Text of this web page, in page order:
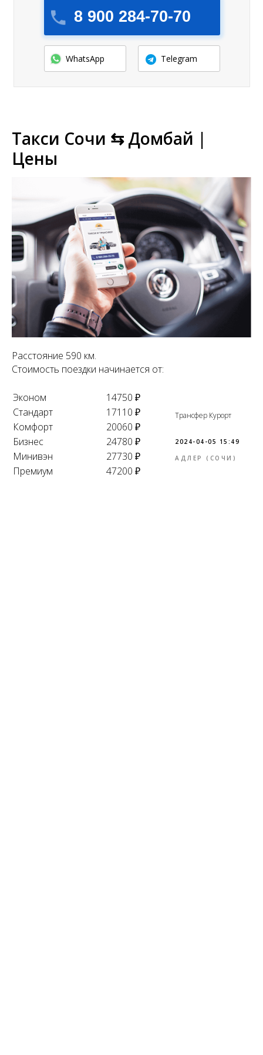
8 900 284-70-70
WhatsApp Telegram
Такси Сочи ⇆ Домбай |
Цены
Расстояние 590 км.
Стоимость поездки начинается от:
Эконом
14750 ₽
Стандарт
17110 ₽
Комфорт
20060 ₽
Бизнес
24780 ₽
Минивэн
27730 ₽
Премиум
47200 ₽
Трансфер Курорт
2024-04-05 15:49
АДЛЕР (СОЧИ)